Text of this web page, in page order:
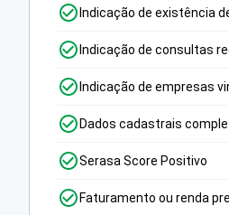
Indicação de existência
Indicação de consultas
Indicação de empresas
Dados cadastrais
Serasa Score Positivo
Faturamento ou renda